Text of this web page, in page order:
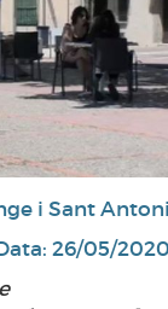
i Sant
26/05/